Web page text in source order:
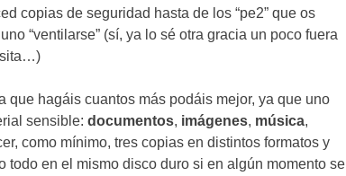
copias de seguridad hasta de los “pe2”que os
“ventilarse” (sí,ya lo sé otra gracia un poco fuera
…)
que hagáis cuantos más podáis mejor,ya que uno
sensible:documentos, imágenes, música,
,como mínimo,tres copias en distintos formatos y
todo en el mismo disco duro si en algún momento se